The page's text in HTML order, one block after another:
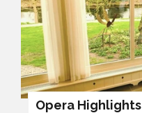
Opera Highlights